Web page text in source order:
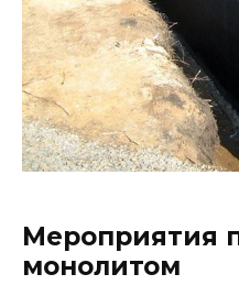
Мероприятия
монолитом